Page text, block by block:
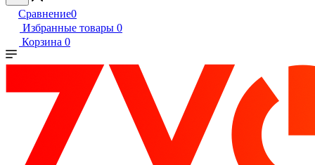
Сравнение0
Избранные товары 0
Корзина 0